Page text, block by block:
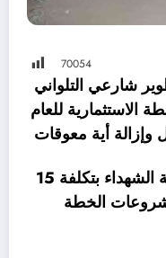
70054
شارعي التلواني
للعام
وإزالة أية معوقات
المحافظ : رصف 7 مناطق بمدينة الشهداء بتكلفة 15
مشروعات الخطة